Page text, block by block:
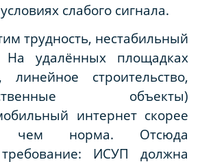
слабого сигнала.
трудность, нестабильный
На удалённых площадках
линейное строительство,
объекты)
интернет скорее
чем норма. Отсюда
требование: ИСУП должна